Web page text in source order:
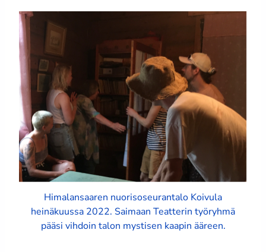
Himalansaaren nuorisoseurantalo Koivula
heinäkuussa 2022. Saimaan Teatterin työryhmä
pääsi vihdoin talon mystisen kaapin ääreen.